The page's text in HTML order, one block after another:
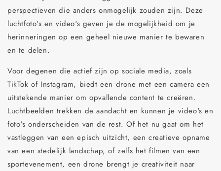
perspectieven die anders onmogelijk zouden zijn. Deze
luchtfoto's en video's geven je de mogelijkheid om je
herinneringen op een geheel nieuwe manier te bewaren
en te delen.
Voor degenen die actief zijn op sociale media, zoals
TikTok of Instagram, biedt een drone met een camera een
uitstekende manier om opvallende content te creëren.
Luchtbeelden trekken de aandacht en kunnen je video's en
foto's onderscheiden van de rest. Of het nu gaat om het
vastleggen van een episch uitzicht, een creatieve opname
van een stedelijk landschap, of zelfs het filmen van een
sportevenement, een drone brengt je creativiteit naar